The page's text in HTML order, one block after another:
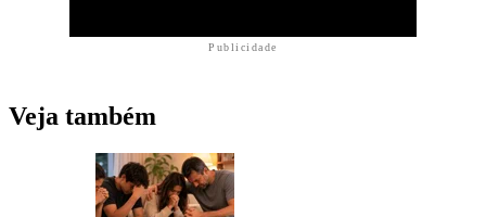
Publicidade
Veja também